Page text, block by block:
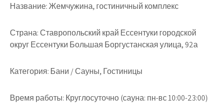
Название:Жемчужина, гостиничный комплекс
Страна:Ставропольский край Ессентуки городской
округ Ессентуки Большая Боргустанская улица, 92а
Категория: Бани / Сауны, Гостиницы
Время работы: Круглосуточно (сауна: пн-вс 10:00-23:00)